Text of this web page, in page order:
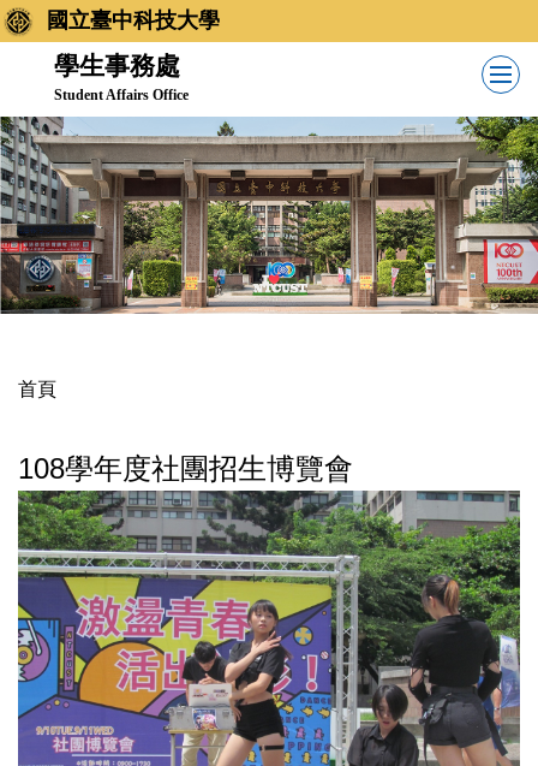
跳
到
內
容
區
國立臺中科技大學
學生事務處
Student Affairs Office
首頁
108學年度社團招生博覽會